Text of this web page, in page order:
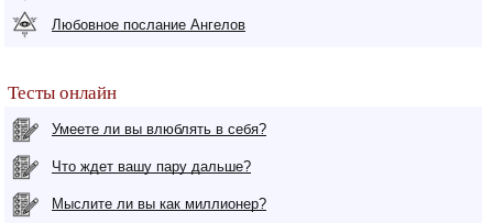
Любовное послание Ангелов
Тесты онлайн
Умеете ли вы влюблять в себя?
Что ждет вашу пару дальше?
Мыслите ли вы как миллионер?